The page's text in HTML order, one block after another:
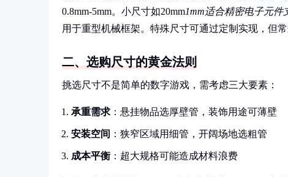
0.8mm-5mm。小尺寸如20mm1mm适合精密电子元件
用于重型机械框架。特殊尺寸可通过定制实现，但常
二、选购尺寸的黄金法则
挑选尺寸不是简单的数字游戏，需考虑三大要素：
承重需求 ：悬挂物品选厚壁管，装饰用途可薄壁
安装空间 ：狭窄区域用细管，开阔场地选粗管
成本平衡 ：超大规格可能造成材料浪费